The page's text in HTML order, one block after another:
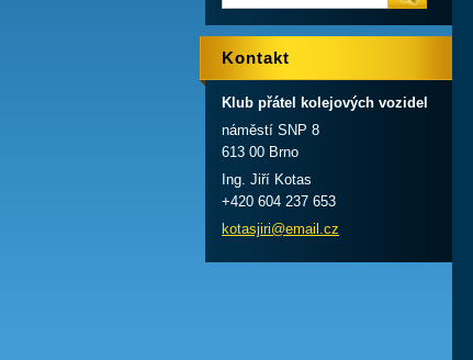
Kontakt
Klub přátel kolejových vozidel
náměstí SNP 8
613 00 Brno
Ing. Jiří Kotas
+420 604 237 653
kotasjiri@email.cz